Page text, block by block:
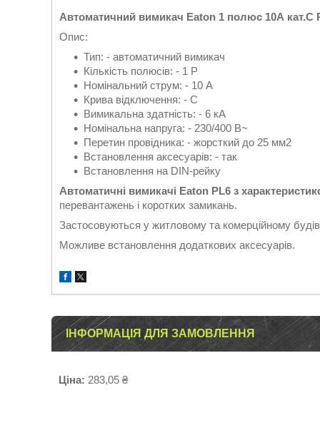
Автоматичний вимикач Eaton 1 полюс 10А кат.C
Опис:
Тип: - автоматичний вимикач
Кількість полюсів: - 1 P
Номінальний струм: - 10 А
Крива відключення: - C
Вимикальна здатність: - 6 кА
Номінальна напруга: - 230/400 В~
Перетин провідника: - жорсткий до 25 мм2
Встановлення аксесуарів: - так
Встановлення на DIN-рейку
Автоматичні вимикачі Eaton PL6 з
перевантажень і коротких замикань.
Застосовуються у житловому та комерційному
Можливе встановлення додаткових аксесуарів.
ІНФОРМАЦІЯ ДЛЯ ЗАМОВЛЕННЯ
Ціна: 283,05 ₴